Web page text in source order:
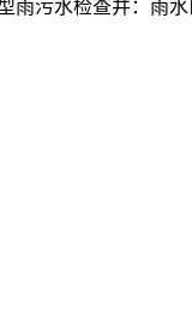
雨污水检查井：雨